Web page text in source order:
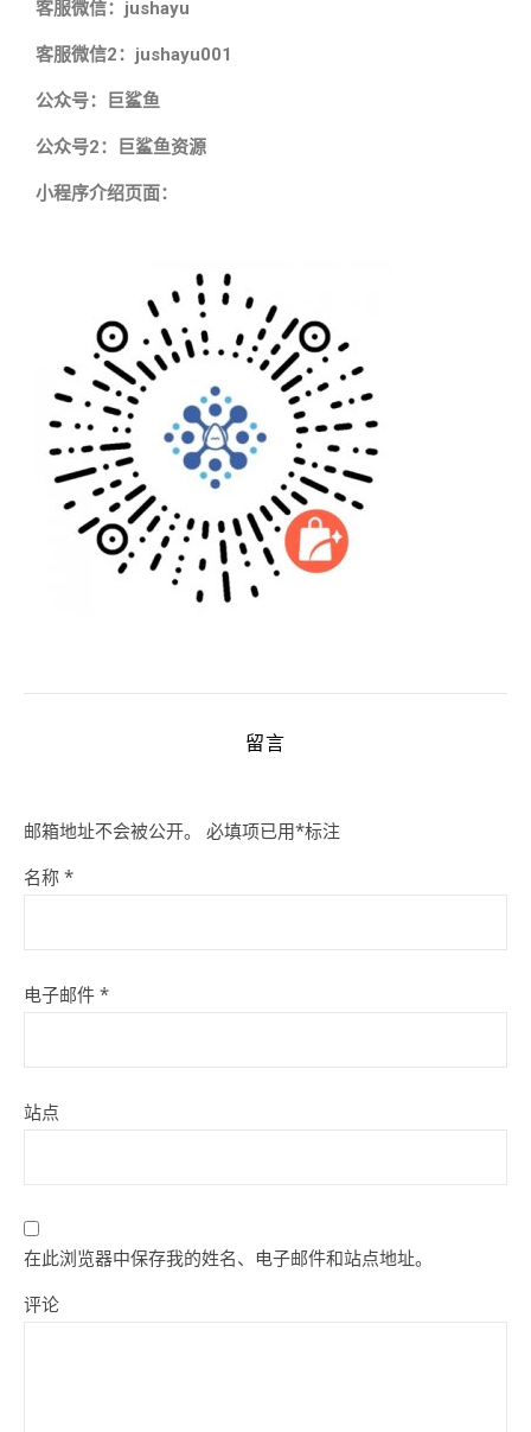
客服微信：jushayu
客服微信2：jushayu001
公众号：巨鲨鱼
公众号2：巨鲨鱼资源
小程序介绍页面：
留言
邮箱地址不会被公开。 必填项已用*标注
名称 *
电子邮件 *
站点
在此浏览器中保存我的姓名、电子邮件和站点地址。
评论